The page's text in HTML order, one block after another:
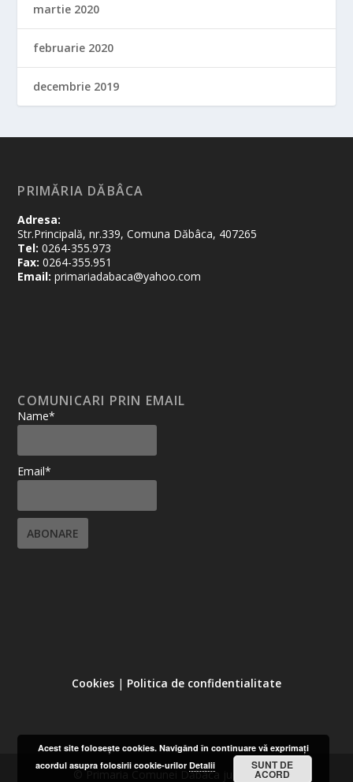
martie 2020
februarie 2020
decembrie 2019
PRIMĂRIA DĂBÂCA
Adresa:
Str.Principală, nr.339, Comuna Dăbâca, 407265
Tel: 0264-355.973
Fax: 0264-355.951
Email: primariadabaca@yahoo.com
COMUNICARI PRIN EMAIL
Name*
Email*
Cookies | Politica de confidentialitate
© Primaria Comunei Dăbâca județul Cluj
Acest site foloseşte cookies. Navigând în continuare vă exprimaţi
acordul asupra folosirii cookie-urilor Detalii SUNT DE
ACORD